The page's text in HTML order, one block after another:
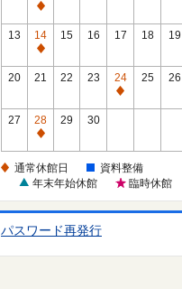
通
常
休
館
13
14
通
常
館
日
15 16 17 18 19
20 21 22 23
24
通
館
日
25 26
27
28
通
休
日
29 30
通常休館日
資料整備
年末年始休館
臨時休館
パスワード再発行